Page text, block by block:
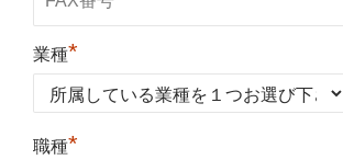
業種*
職種*